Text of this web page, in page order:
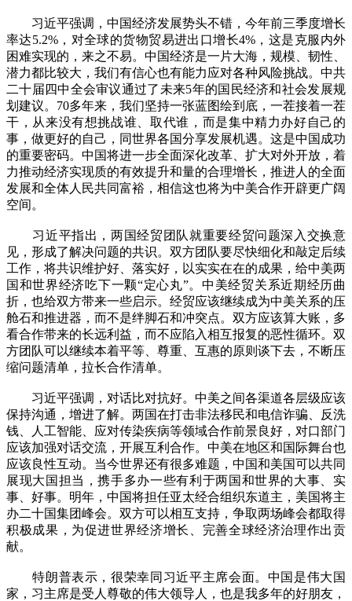
习近平强调，中国经济发展势头不错，今年前三季度增长
率达5.2%，对全球的货物贸易进出口增长4%，这是克服内外
困难实现的，来之不易。中国经济是一片大海，规模、韧性、
潜力都比较大，我们有信心也有能力应对各种风险挑战。中共
二十届四中全会审议通过了未来5年的国民经济和社会发展规
划建议。70多年来，我们坚持一张蓝图绘到底，一茬接着一茬
干，从来没有想挑战谁、取代谁，而是集中精力办好自己的
事，做更好的自己，同世界各国分享发展机遇。这是中国成功
的重要密码。中国将进一步全面深化改革、扩大对外开放，着
力推动经济实现质的有效提升和量的合理增长，推进人的全面
发展和全体人民共同富裕，相信这也将为中美合作开辟更广阔
空间。
习近平指出，两国经贸团队就重要经贸问题深入交换意
见，形成了解决问题的共识。双方团队要尽快细化和敲定后续
工作，将共识维护好、落实好，以实实在在的成果，给中美两
国和世界经济吃下一颗“定心丸”。中美经贸关系近期经历曲
折，也给双方带来一些启示。经贸应该继续成为中美关系的压
舱石和推进器，而不是绊脚石和冲突点。双方应该算大账，多
看合作带来的长远利益，而不应陷入相互报复的恶性循环。双
方团队可以继续本着平等、尊重、互惠的原则谈下去，不断压
缩问题清单，拉长合作清单。
习近平强调，对话比对抗好。中美之间各渠道各层级应该
保持沟通，增进了解。两国在打击非法移民和电信诈骗、反洗
钱、人工智能、应对传染疾病等领域合作前景良好，对口部门
应该加强对话交流，开展互利合作。中美在地区和国际舞台也
应该良性互动。当今世界还有很多难题，中国和美国可以共同
展现大国担当，携手多办一些有利于两国和世界的大事、实
事、好事。明年，中国将担任亚太经合组织东道主，美国将主
办二十国集团峰会。双方可以相互支持，争取两场峰会都取得
积极成果，为促进世界经济增长、完善全球经济治理作出贡
献。
特朗普表示，很荣幸同习近平主席会面。中国是伟大国
家，习主席是受人尊敬的伟大领导人，也是我多年的好朋友，